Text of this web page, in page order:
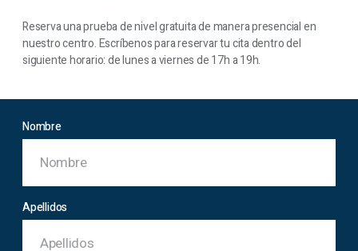
Nombre
Apellidos
Reserva una prueba de nivel gratuita de manera presencial en
nuestro centro. Escríbenos para reservar tu cita dentro del
siguiente horario: de lunes a viernes de 17h a 19h.